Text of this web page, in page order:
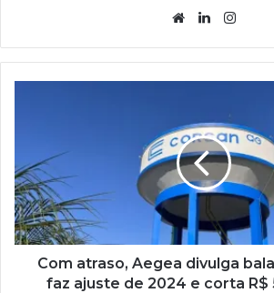
WebsiteLinkedin
Com atraso, Aegea divulga
faz ajuste de 2024 e corta R$